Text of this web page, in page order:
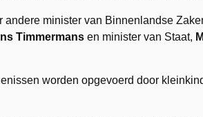
andere minister van Binnenlandse
Timmermans en minister van Staat,
worden opgevoerd door